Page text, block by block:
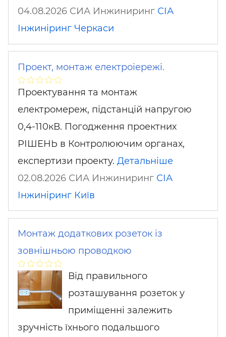
04.08.2026 СИА Инжиниринг СІА
Інжиніринг Черкаси
Проект, монтаж електроіережі.
Проектування та монтаж
електромереж, підстанцій напругою
0,4-110кВ. Погодження проектних
РІШЕНЬ в Контролюючим органах,
експертизи проекту. Детальніше
02.08.2026 СИА Инжиниринг СІА
Інжиніринг Київ
Монтаж додаткових розеток із
зовнішньою проводкою
Від правильного
розташування розеток у
приміщенні залежить
зручність їхнього подальшого